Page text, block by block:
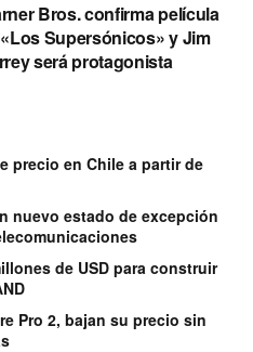
Bros. confirma película
Supersónicos» y Jim
será protagonista
precio en Chile a partir de
nuevo estado de excepción
de USD para construir
Pro 2, bajan su precio sin